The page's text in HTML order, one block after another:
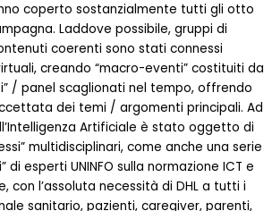
coperto sostanzialmente tutti gli otto
Laddove possibile, gruppi di
coerenti sono stati connessi
creando “macro-eventi” costituiti da
/ panel scaglionati nel tempo, offrendo
dei temi / argomenti principali. Ad
Artificiale è stato oggetto di
multidisciplinari, come anche una serie
di esperti UNINFO sulla normazione ICT e
con l’assoluta necessità di DHL a tutti i
sanitario, pazienti, caregiver, parenti,